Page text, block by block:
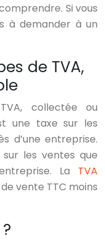
Si vous
à demander à un
de TVA,
collectée ou
une taxe sur les
d’une entreprise.
les ventes que
La TVA
vente TTC moins